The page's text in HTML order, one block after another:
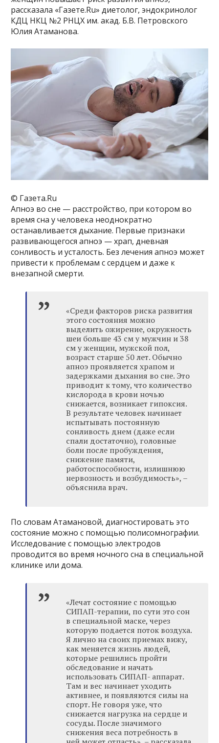
рассказала «Газете.Ru» диетолог, эндокринолог
КДЦ НКЦ №2 РНЦХ им. акад. Б.В. Петровского
Юлия Атаманова.
© Газета.Ru
Апноэ во сне — расстройство, при котором во
время сна у человека неоднократно
останавливается дыхание. Первые признаки
развивающегося апноэ — храп, дневная
сонливость и усталость. Без лечения апноэ может
привести к проблемам с сердцем и даже к
внезапной смерти.
«Среди факторов риска развития
этого состояния можно
выделить ожирение, окружность
шеи больше 43 см у мужчин и 38
см у женщин, мужской пол,
возраст старше 50 лет. Обычно
апноэ проявляется храпом и
задержками дыхания во сне. Это
приводит к тому, что количество
кислорода в крови ночью
снижается, возникает гипоксия.
В результате человек начинает
испытывать постоянную
сонливость днем (даже если
спали достаточно), головные
боли после пробуждения,
снижение памяти,
работоспособности, излишнюю
нервозность и возбудимость», –
объяснила врач.
По словам Атамановой, диагностировать это
состояние можно с помощью полисомнографии.
Исследование с помощью электродов
проводится во время ночного сна в специальной
клинике или дома.
«Лечат состояние с помощью
СИПАП-терапии, по сути это сон
в специальной маске, через
которую подается поток воздуха.
Я лично на своих приемах вижу,
как меняется жизнь людей,
которые решились пройти
обследование и начать
использовать СИПАП- аппарат.
Там и вес начинает уходить
активнее, и появляются силы на
спорт. Не говоря уже, что
снижается нагрузка на сердце и
сосуды. После значимого
снижения веса потребность в